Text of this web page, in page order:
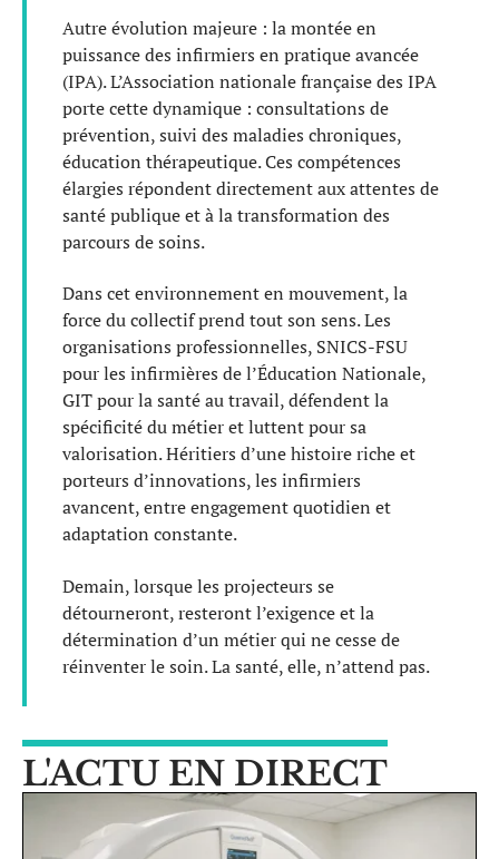
Autre évolution majeure : la montée en
puissance des infirmiers en pratique avancée
(IPA). L’Association nationale française des IPA
porte cette dynamique : consultations de
prévention, suivi des maladies chroniques,
éducation thérapeutique. Ces compétences
élargies répondent directement aux attentes de
santé publique et à la transformation des
parcours de soins.
Dans cet environnement en mouvement, la
force du collectif prend tout son sens. Les
organisations professionnelles, SNICS-FSU
pour les infirmières de l’Éducation Nationale,
GIT pour la santé au travail, défendent la
spécificité du métier et luttent pour sa
valorisation. Héritiers d’une histoire riche et
porteurs d’innovations, les infirmiers
avancent, entre engagement quotidien et
adaptation constante.
Demain, lorsque les projecteurs se
détourneront, resteront l’exigence et la
détermination d’un métier qui ne cesse de
réinventer le soin. La santé, elle, n’attend pas.
L'ACTU EN DIRECT